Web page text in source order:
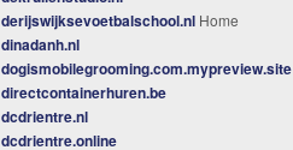
derijswijksevoetbalschool.nl Home
dinadanh.nl
dogismobilegrooming.com.mypreview.site
directcontainerhuren.be
dcdrientre.nl
dcdrientre.online